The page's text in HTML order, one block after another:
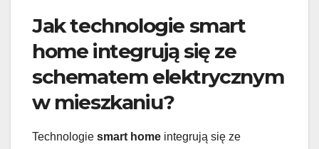
Jak technologie smart
home integrują się ze
schematem elektrycznym
w mieszkaniu?
Technologie smart home integrują się ze